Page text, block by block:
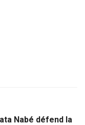
Nabé défend la